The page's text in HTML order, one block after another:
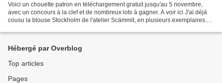
Voici un chouette patron en téléchargement gratuit jusqu'au 5 novembre,
avec un concours à la clef et de nombreux lots à gagner. A voir ici J'ai déjà
cousu la blouse Stockholm de l'atelier Scämmit, en plusieurs exemplaires.
Hébergé par Overblog
Top articles
Pages